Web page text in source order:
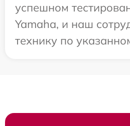
успешном
Yamaha, и наш
технику по